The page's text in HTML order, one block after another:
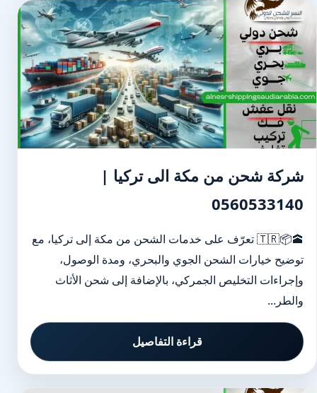
شركة شحن من مكة الى تركيا |
0560533140
🕋📦🇹🇷 تعرّف على خدمات الشحن من مكة إلى تركيا، مع
توضيح خيارات الشحن الجوي والبحري، ومدة الوصول،
وإجراءات التخليص الجمركي، بالإضافة إلى شحن الأثاث
والطر...
قراءة التفاصيل